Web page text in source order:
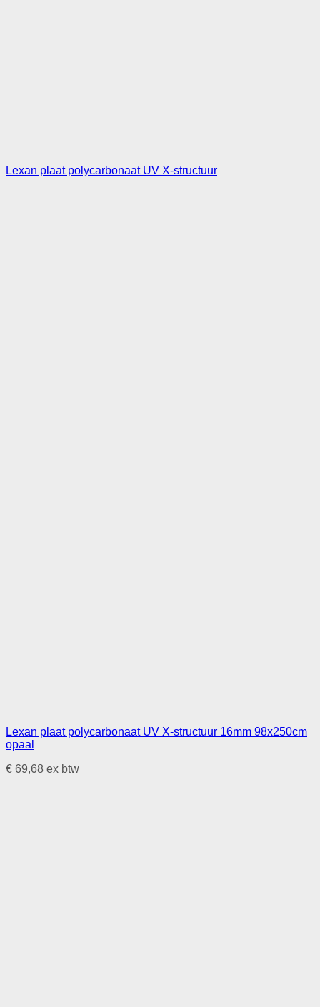
Lexan plaat polycarbonaat UV X-structuur
Lexan plaat polycarbonaat UV X-structuur 16mm 98x250cm
opaal
€ 69,68 ex btw